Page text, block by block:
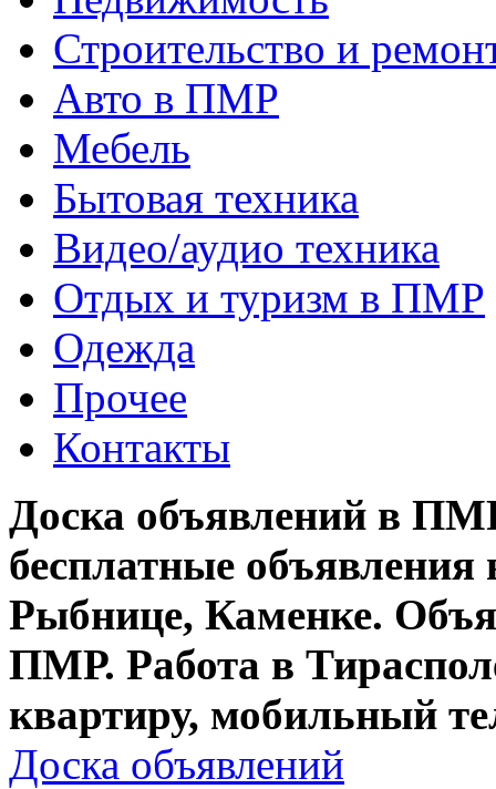
Строительство и
Авто в ПМР
Мебель
Бытовая техника
Видео/аудио техника
Отдых и туризм в ПМР
Одежда
Прочее
Контакты
Доска объявлений в
бесплатные объявления
Рыбнице, Каменке.
ПМР. Работа в
квартиру, мобильный
Доска объявлений